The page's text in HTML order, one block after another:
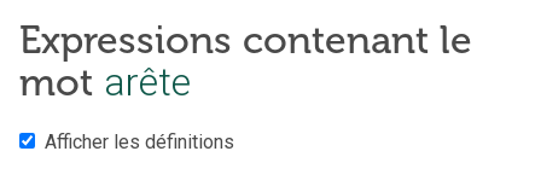
Expressions contenant le
mot arête
Afficher les définitions